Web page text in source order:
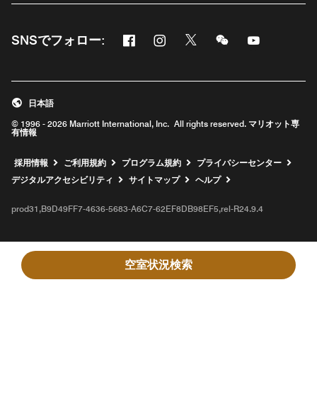
空室状況検索
SNSでフォロー: Facebook
新しいウィンドウで開く
Instagram
新しいウィンドウで開く
Twitter
新しいウィンドウで開く
Messenger
新しいウィンドウ
新しいウィ
© 1996 - 2026 Marriott International, Inc. All rights reserved. マリオット専
有情報
日本語
採用情報 新しいウィンドウで開く
ご利用規約 プログラム規約
プライバシーセンター
デジタルアクセシビリティ
サイトマップ ヘルプ
prod31,B9D49FF7-4636-5683-A6C7-62EF8DB98EF5,rel-R24.9.4